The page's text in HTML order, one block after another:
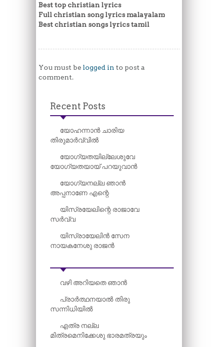
Best top christian lyrics
Full christian song lyrics malayalam
Best christian songs lyrics tamil
You must be logged in to post a
comment.
Recent Posts
യോഹന്നാൻ ചാരിയ
തിരുമാർവ്വിൽ
യോഗ്യതയില്ലേശുവേ
യോഗ്യതയായ് പറയുവാൻ
യോഗ്യനല്ല ഞാൻ
അപ്പനാണേ എന്റെ
യിസ്രയേലിന്റെ രാജാവേ
സർവ്വ
യിസ്രായേലിൻ സേന
നായകനേശു രാജൻ
വഴി അറിയതെ ഞാൻ
പ്രാർത്ഥനയാൽ തിരു
സന്നിധിയിൽ
എത്ര നല്ല
മിത്രമെനിക്കേശു ഭാരമത്രയും